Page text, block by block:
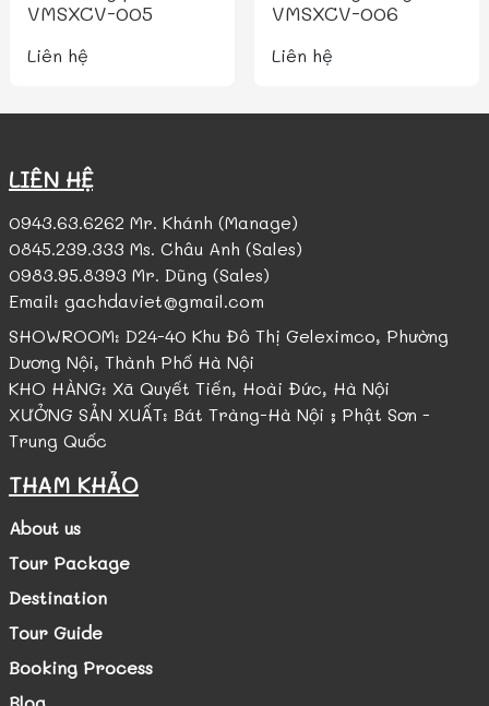
VMSXCV-005
Liên hệ
VMSXCV-006
Liên hệ
LIÊN HỆ
0943.63.6262 Mr. Khánh (Manage)
0845.239.333 Ms. Châu Anh (Sales)
0983.95.8393 Mr. Dũng (Sales)
Email: gachdaviet@gmail.com
SHOWROOM: D24-40 Khu Đô Thị Geleximco, Phường
Dương Nội, Thành Phố Hà Nội
KHO HÀNG: Xã Quyết Tiến, Hoài Đức, Hà Nội
XƯỞNG SẢN XUẤT: Bát Tràng-Hà Nội ; Phật Sơn -
Trung Quốc
THAM KHẢO
About us
Tour Package
Destination
Tour Guide
Booking Process